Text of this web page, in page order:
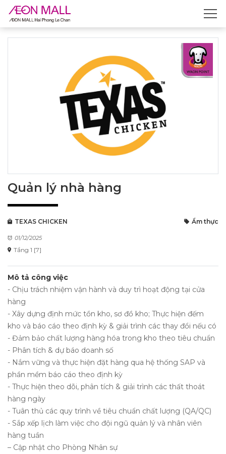
Quản lý nhà hàng
TEXAS CHICKEN Ẩm thực
01/12/2025
Tầng 1 [7]
Mô tả công việc
- Chịu trách nhiệm vận hành và duy trì hoạt động tại cửa
hàng
- Xây dựng định mức tồn kho, sơ đồ kho; Thực hiện đếm
kho và báo cáo theo định kỳ & giải trình các thay đổi nếu có
- Đảm bảo chất lượng hàng hóa trong kho theo tiêu chuẩn
- Phân tích & dự báo doanh số
- Nắm vững và thực hiện đặt hàng qua hệ thống SAP và
phần mềm báo cáo theo định kỳ
- Thực hiện theo dõi, phân tích & giải trình các thất thoát
hàng ngày
- Tuân thủ các quy trình về tiêu chuẩn chất lượng (QA/QC)
- Sắp xếp lịch làm việc cho đội ngũ quản lý và nhân viên
hàng tuần
– Cập nhật cho Phòng Nhân sự